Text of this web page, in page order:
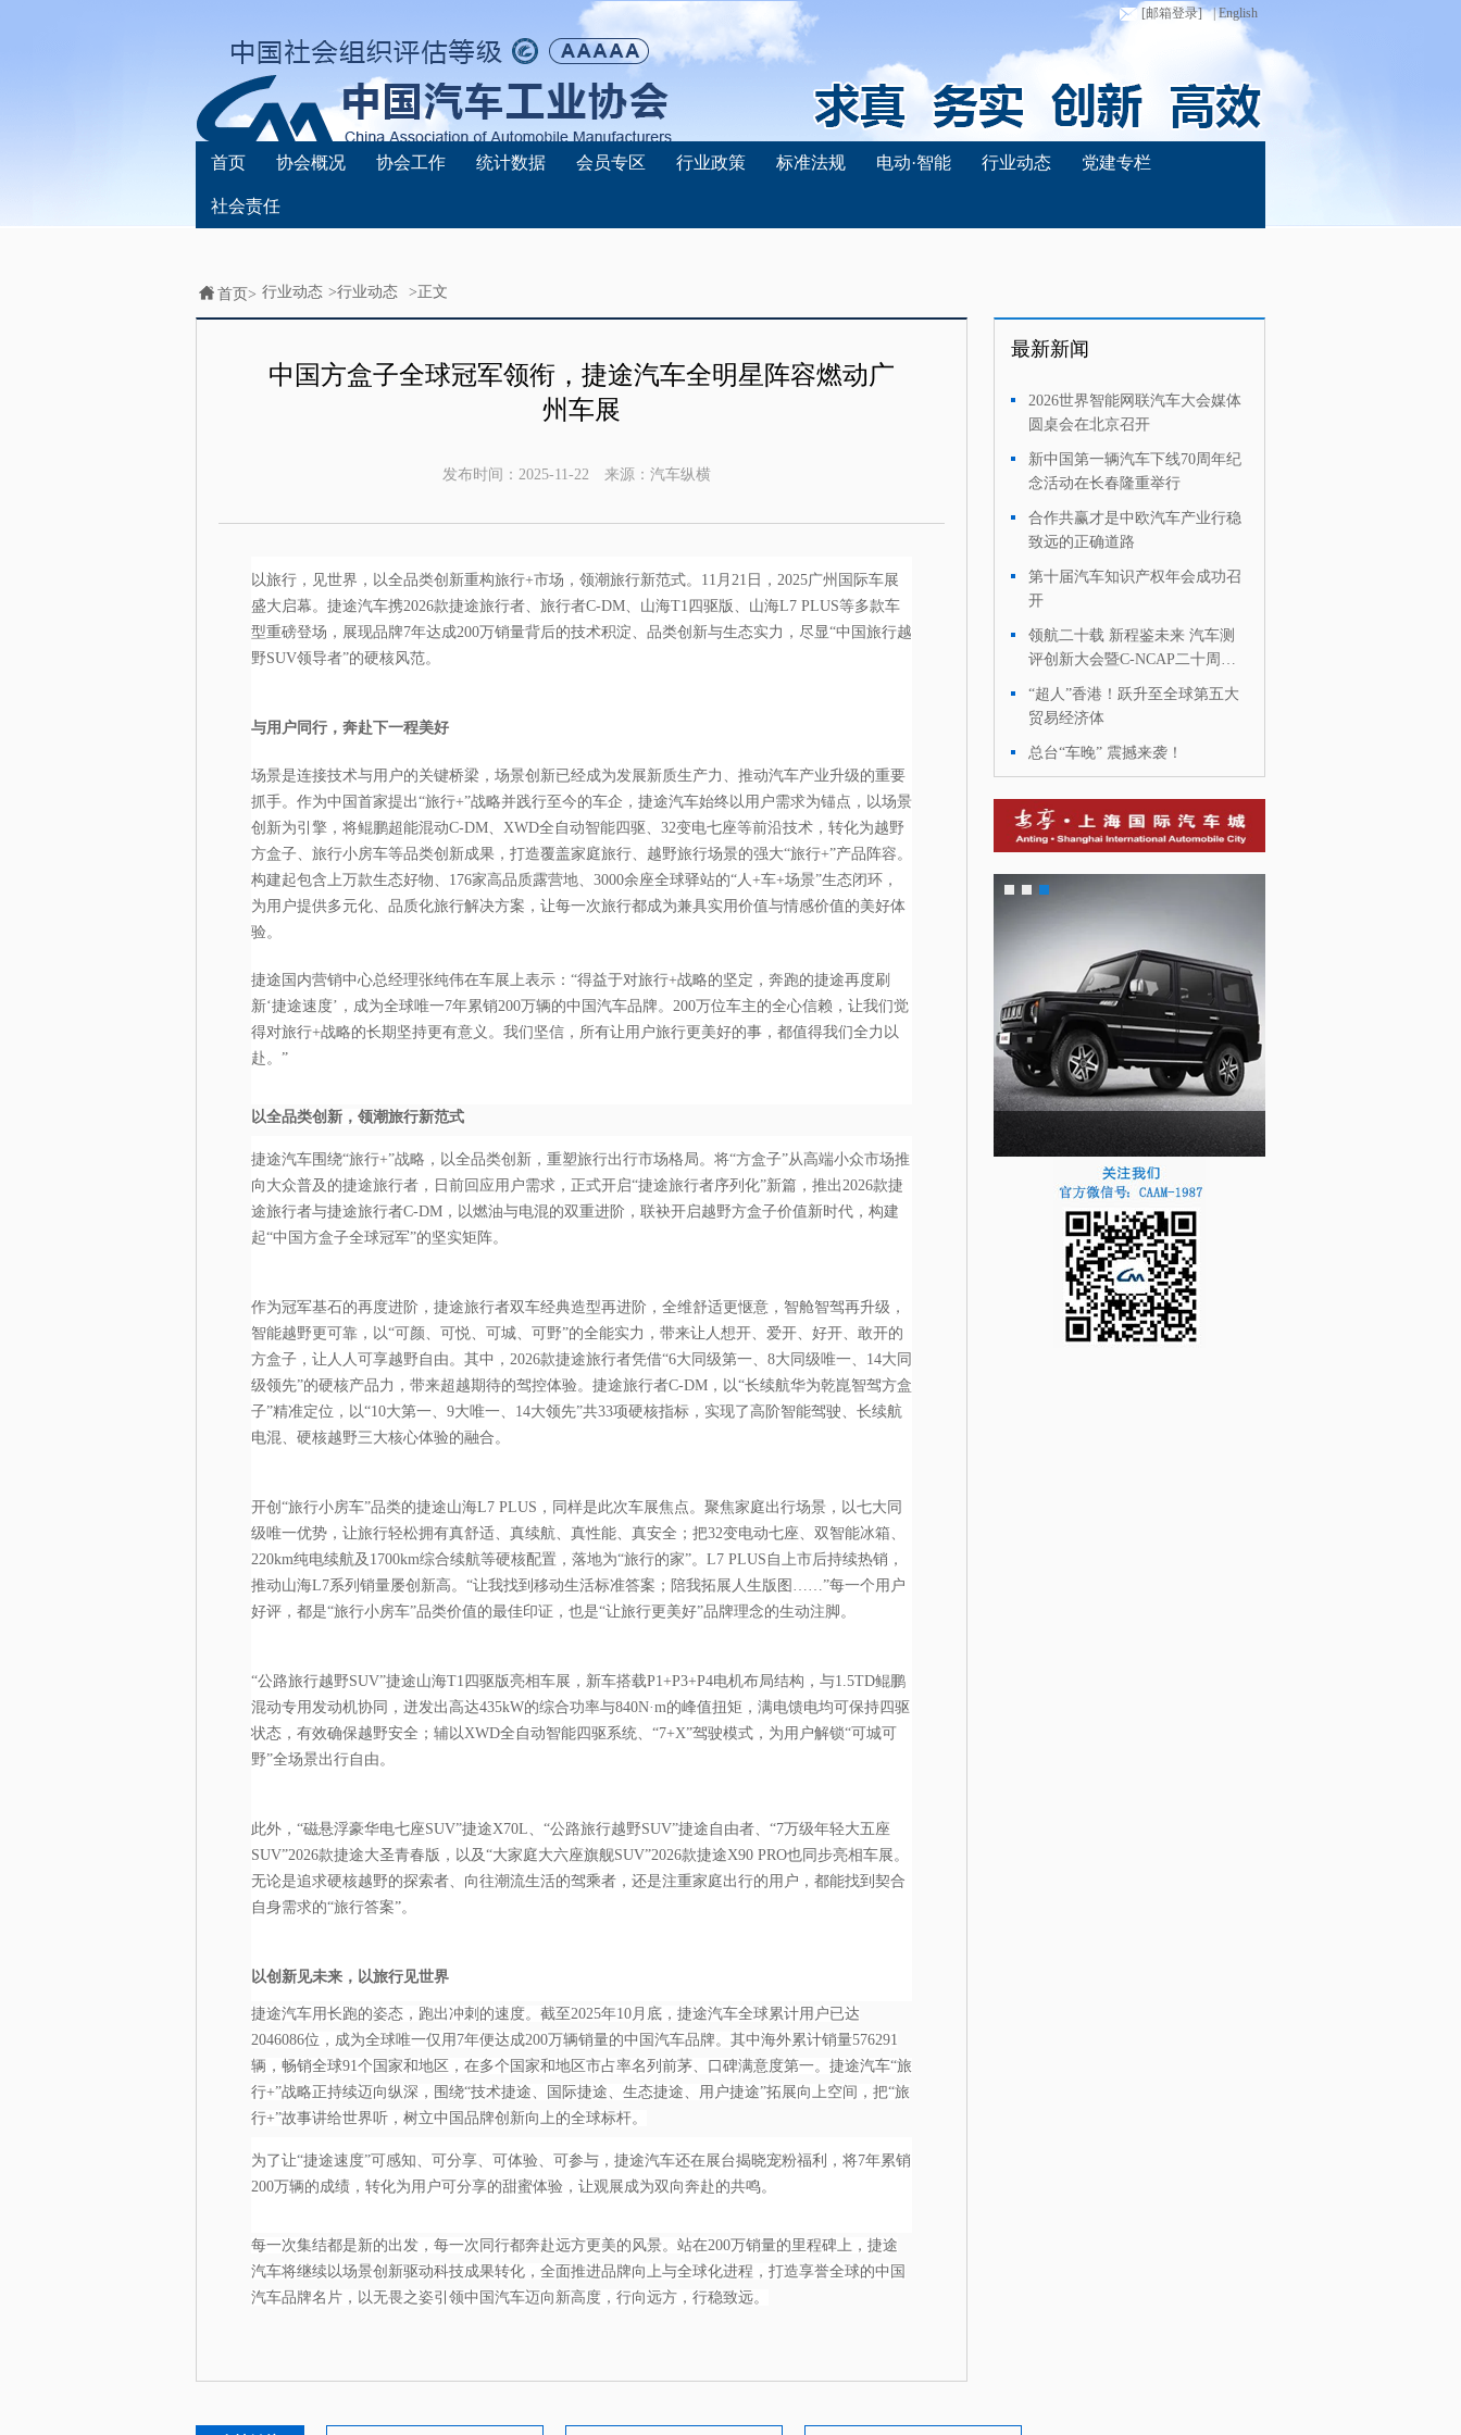
[邮箱登录] | English
首页 协会概况 协会工作 统计数据 会员专区 行业政策 标准法规 电动·智能 行业动态 党建专栏
社会责任
首页> 行业动态 >行业动态 >正文
中国方盒子全球冠军领衔，捷途汽车全明星阵容燃动广
州车展
发布时间： 2025-11-22 来源： 汽车纵横
以旅行，见世界，以全品类创新重构旅行+市场，领潮旅行新范式。11月21日，2025广州国际车展
盛大启幕。捷途汽车携2026款捷途旅行者、旅行者C-DM、山海T1四驱版、山海L7 PLUS等多款车
型重磅登场，展现品牌7年达成200万销量背后的技术积淀、品类创新与生态实力，尽显“中国旅行越
野SUV领导者”的硬核风范。
与用户同行，奔赴下一程美好
场景是连接技术与用户的关键桥梁，场景创新已经成为发展新质生产力、推动汽车产业升级的重要
抓手。作为中国首家提出“旅行+”战略并践行至今的车企，捷途汽车始终以用户需求为锚点，以场景
创新为引擎，将鲲鹏超能混动C-DM、XWD全自动智能四驱、32变电七座等前沿技术，转化为越野
方盒子、旅行小房车等品类创新成果，打造覆盖家庭旅行、越野旅行场景的强大“旅行+”产品阵容。
构建起包含上万款生态好物、176家高品质露营地、3000余座全球驿站的“人+车+场景”生态闭环，
为用户提供多元化、品质化旅行解决方案，让每一次旅行都成为兼具实用价值与情感价值的美好体
验。
捷途国内营销中心总经理张纯伟在车展上表示：“得益于对旅行+战略的坚定，奔跑的捷途再度刷
新‘捷途速度’，成为全球唯一7年累销200万辆的中国汽车品牌。200万位车主的全心信赖，让我们觉
得对旅行+战略的长期坚持更有意义。我们坚信，所有让用户旅行更美好的事，都值得我们全力以
赴。”
以全品类创新，领潮旅行新范式
捷途汽车围绕“旅行+”战略，以全品类创新，重塑旅行出行市场格局。将“方盒子”从高端小众市场推
向大众普及的捷途旅行者，日前回应用户需求，正式开启“捷途旅行者序列化”新篇，推出2026款捷
途旅行者与捷途旅行者C-DM，以燃油与电混的双重进阶，联袂开启越野方盒子价值新时代，构建
起“中国方盒子全球冠军”的坚实矩阵。
作为冠军基石的再度进阶，捷途旅行者双车经典造型再进阶，全维舒适更惬意，智舱智驾再升级，
智能越野更可靠，以“可颜、可悦、可城、可野”的全能实力，带来让人想开、爱开、好开、敢开的
方盒子，让人人可享越野自由。其中，2026款捷途旅行者凭借“6大同级第一、8大同级唯一、14大同
级领先”的硬核产品力，带来超越期待的驾控体验。捷途旅行者C-DM，以“长续航华为乾崑智驾方盒
子”精准定位，以“10大第一、9大唯一、14大领先”共33项硬核指标，实现了高阶智能驾驶、长续航
电混、硬核越野三大核心体验的融合。
开创“旅行小房车”品类的捷途山海L7 PLUS，同样是此次车展焦点。聚焦家庭出行场景，以七大同
级唯一优势，让旅行轻松拥有真舒适、真续航、真性能、真安全；把32变电动七座、双智能冰箱、
220km纯电续航及1700km综合续航等硬核配置，落地为“旅行的家”。L7 PLUS自上市后持续热销，
推动山海L7系列销量屡创新高。“让我找到移动生活标准答案；陪我拓展人生版图……”每一个用户
好评，都是“旅行小房车”品类价值的最佳印证，也是“让旅行更美好”品牌理念的生动注脚。
“公路旅行越野SUV”捷途山海T1四驱版亮相车展，新车搭载P1+P3+P4电机布局结构，与1.5TD鲲鹏
混动专用发动机协同，迸发出高达435kW的综合功率与840N·m的峰值扭矩，满电馈电均可保持四驱
状态，有效确保越野安全；辅以XWD全自动智能四驱系统、“7+X”驾驶模式，为用户解锁“可城可
野”全场景出行自由。
此外，“磁悬浮豪华电七座SUV”捷途X70L、“公路旅行越野SUV”捷途自由者、“7万级年轻大五座
SUV”2026款捷途大圣青春版，以及“大家庭大六座旗舰SUV”2026款捷途X90 PRO也同步亮相车展。
无论是追求硬核越野的探索者、向往潮流生活的驾乘者，还是注重家庭出行的用户，都能找到契合
自身需求的“旅行答案”。
以创新见未来，以旅行见世界
捷途汽车用长跑的姿态，跑出冲刺的速度。截至2025年10月底，捷途汽车全球累计用户已达
2046086位，成为全球唯一仅用7年便达成200万辆销量的中国汽车品牌。其中海外累计销量576291
辆，畅销全球91个国家和地区，在多个国家和地区市占率名列前茅、口碑满意度第一。捷途汽车“旅
行+”战略正持续迈向纵深，围绕“技术捷途、国际捷途、生态捷途、用户捷途”拓展向上空间，把“旅
行+”故事讲给世界听，树立中国品牌创新向上的全球标杆。
为了让“捷途速度”可感知、可分享、可体验、可参与，捷途汽车还在展台揭晓宠粉福利，将7年累销
200万辆的成绩，转化为用户可分享的甜蜜体验，让观展成为双向奔赴的共鸣。
每一次集结都是新的出发，每一次同行都奔赴远方更美的风景。站在200万销量的里程碑上，捷途
汽车将继续以场景创新驱动科技成果转化，全面推进品牌向上与全球化进程，打造享誉全球的中国
汽车品牌名片，以无畏之姿引领中国汽车迈向新高度，行向远方，行稳致远。
最新新闻
2026世界智能网联汽车大会媒体
圆桌会在北京召开
新中国第一辆汽车下线70周年纪
念活动在长春隆重举行
合作共赢才是中欧汽车产业行稳
致远的正确道路
第十届汽车知识产权年会成功召
开
领航二十载 新程鉴未来 汽车测
评创新大会暨C-NCAP二十周年
活动在天津举行
“超人”香港！跃升至全球第五大
贸易经济体
总台“车晚” 震撼来袭！